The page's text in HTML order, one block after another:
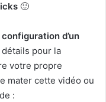
🙂
configuration d’un
pour la
votre propre
mater cette vidéo ou
: